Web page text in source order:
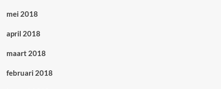
mei 2018
april 2018
maart 2018
februari 2018